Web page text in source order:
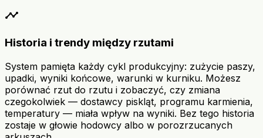
timeline
Historia i trendy między rzutami
System pamięta każdy cykl produkcyjny: zużycie paszy,
upadki, wyniki końcowe, warunki w kurniku. Możesz
porównać rzut do rzutu i zobaczyć, czy zmiana
czegokolwiek — dostawcy piskląt, programu karmienia,
temperatury — miała wpływ na wyniki. Bez tego historia
zostaje w głowie hodowcy albo w porozrzucanych